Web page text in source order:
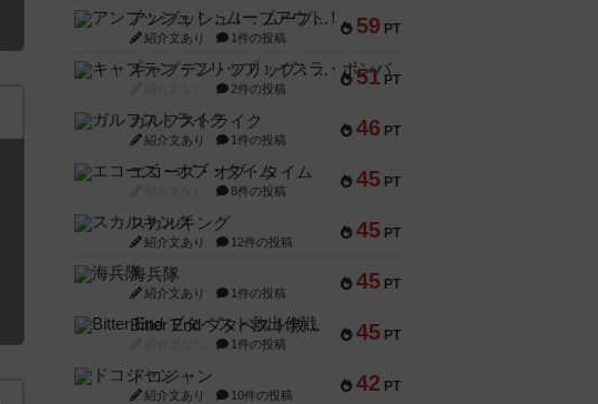
59 PT
アンブッシュ！：ムーブアウト！
紹介文あり 1件の投稿
51 PT
キャプテン・フリップ：イスラ・ボンバ
2件の投稿
46 PT
ガルフストライク
紹介文あり 1件の投稿
45 PT
エコーズ・オブ・タイム
8件の投稿
45 PT
スカルキング
紹介文あり 12件の投稿
45 PT
海兵隊
紹介文あり 1件の投稿
45 PT
Bitter End ブタペスト救出作戦
1件の投稿
42 PT
ドコジャン
紹介文あり 10件の投稿